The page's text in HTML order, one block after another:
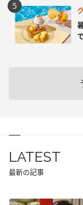
LATEST
最新の記事